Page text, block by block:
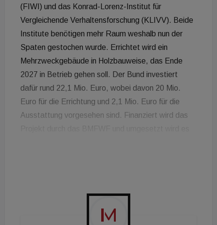
(FIWI) und das Konrad-Lorenz-Institut für
Vergleichende Verhaltensforschung (KLIVV). Beide
Institute benötigen mehr Raum weshalb nun der
Spaten gestochen wurde. Errichtet wird ein
Mehrzweckgebäude in Holzbauweise, das Ende
2027 in Betrieb gehen soll. Der Bund investiert
dafür rund 22,1 Mio. Euro, wobei davon 20 Mio.
Euro für die Errichtung und 2,1 Mio. Euro für die
Ausstattung vorgesehen sind. Finanziert wird das
Nettoraumfläche von des Gebäudes beträgt 1.977
m², das Gebäude wird in klimaaktiv Silber errichtet.